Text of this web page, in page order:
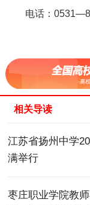
电话：
相关导读
江苏省扬州中学
满举行
枣庄职业学院教